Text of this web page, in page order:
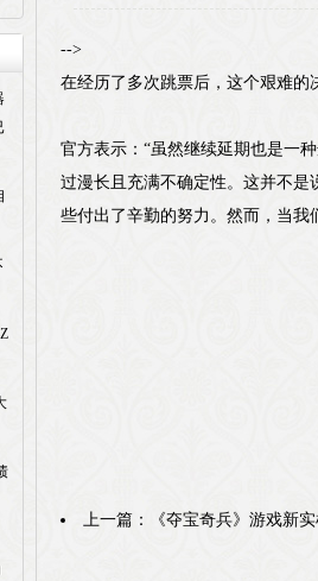
-->
在经历了多次跳票后，这个艰难的
官方表示：“虽然继续延期也是一
过漫长且充满不确定性。这并不是
些付出了辛勤的努力。然而，当我
上一篇： 《夺宝奇兵》游戏新